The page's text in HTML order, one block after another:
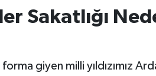
Sakatlığı
giyen milli yıldızımız